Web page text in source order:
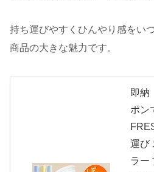
持ち運びやすくひんやり感をい
商品の大きな魅力です。
即納
ポン
運び
ラー